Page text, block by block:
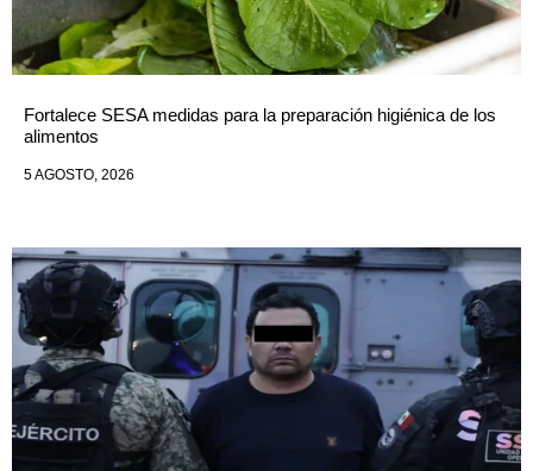
Fortalece SESA medidas para la preparación higiénica de los
alimentos
5 AGOSTO, 2026